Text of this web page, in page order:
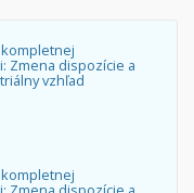
Zmena dispozície a
vzhľad